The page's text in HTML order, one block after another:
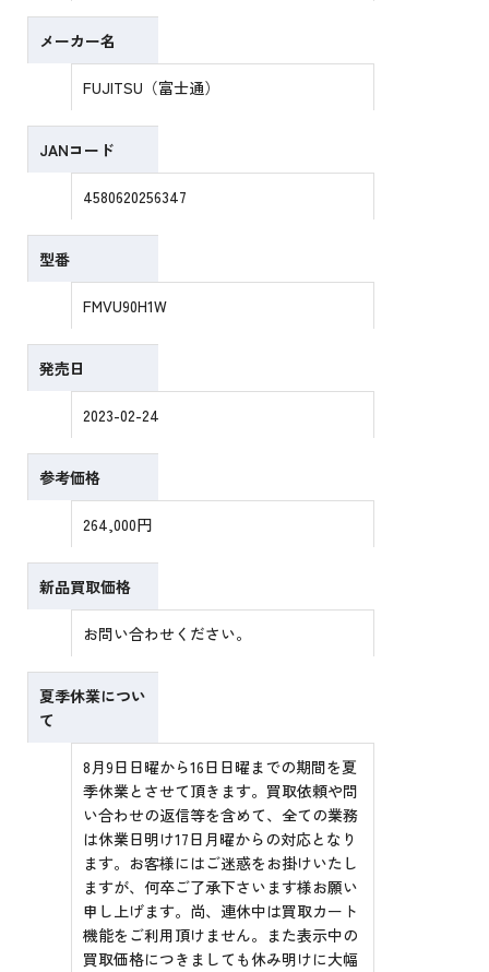
メーカー名
FUJITSU（富士通）
JANコード
4580620256347
型番
FMVU90H1W
発売日
2023-02-24
参考価格
264,000円
新品買取価格
お問い合わせください。
夏季休業につい
て
8月9日日曜から16日日曜までの期間を夏
季休業とさせて頂きます。買取依頼や問
い合わせの返信等を含めて、全ての業務
は休業日明け17日月曜からの対応となり
ます。お客様にはご迷惑をお掛けいたし
ますが、何卒ご了承下さいます様お願い
申し上げます。尚、連休中は買取カート
機能をご利用頂けません。また表示中の
買取価格につきましても休み明けに大幅